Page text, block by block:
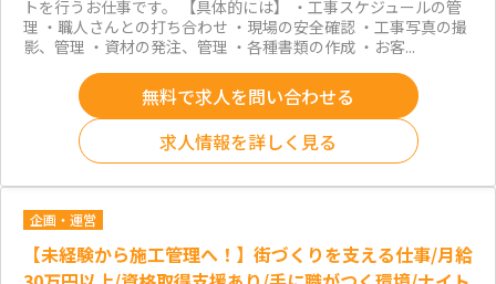
トを行うお仕事です。 【具体的には】 ・工事スケジュールの管
理 ・職人さんとの打ち合わせ ・現場の安全確認 ・工事写真の撮
影、管理 ・資材の発注、管理 ・各種書類の作成 ・お客...
無料で求人を問い合わせる
求人情報を詳しく見る
企画・運営
【未経験から施工管理へ！】街づくりを支える仕事/月給